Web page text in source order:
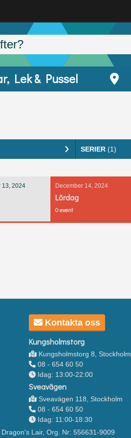
Lek & Pussel
SERIER (1)
13, 2024 December 14, 2024
Lördag
0 event
Kontakta oss
Kungsholmstorg
Kungsholmstorg 8, Stockholm
08 - 654 60 50
Idag: 13:00-22:00
Sveavägen
Sveavägen 118, Stockholm
08 - 654 60 50
Idag: 11:00-18:30
Lair, Org. Nr: 556631-9009